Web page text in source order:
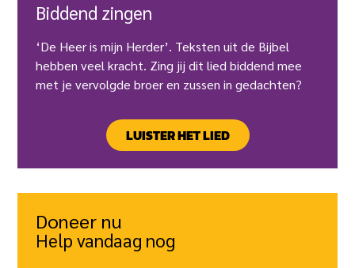
Biddend zingen
‘De Heer is mijn Herder’. Teksten uit de Bijbel
hebben veel kracht. Zing jij dit lied biddend mee
met je vervolgde broer en zussen in gedachten?
LUISTER HET LIED
Doneer nu
Help vandaag nog